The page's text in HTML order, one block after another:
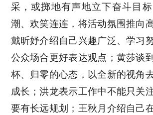
采，或掷地有声地立下奋斗目
潮、欢笑连连，将活动氛围推向
戴昕妤介绍自己兴趣广泛、学习
公众场合更好表达观点；黄莎谈
杯、归零的心态，以全新的视角
成长；洪龙表示工作中不能只关
要有长远规划；王秋月介绍自己